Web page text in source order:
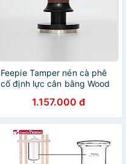
Feepie Tamper nén cà phê
cố định lực cân bằng Wood
1.157.000 đ